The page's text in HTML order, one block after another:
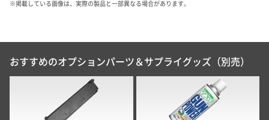
※掲載している画像は、実際の製品と一部異なる場合があります。
おすすめのオプションパーツ＆サプライグッズ（別売）